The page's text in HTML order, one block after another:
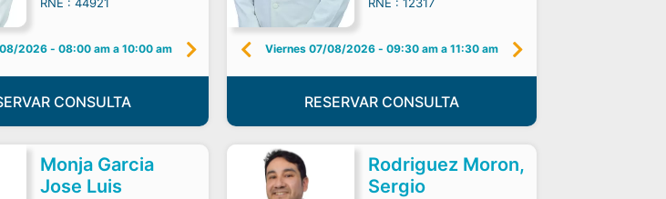
2026 - 08:00 am a 10:00 am
CONSULTA
Viernes 07/08/2026 - 09:30 am a 11:30 am
RESERVAR CONSULTA
Monja Garcia
Jose Luis
Rodriguez Moron,
Sergio